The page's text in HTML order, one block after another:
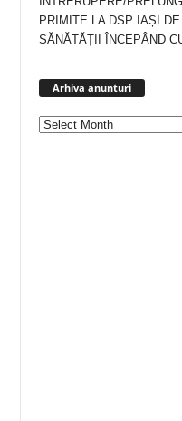
PRIMITE LA DSP IAȘI DE
SĂNĂTĂȚII ÎNCEPÂND
Arhiva anunturi